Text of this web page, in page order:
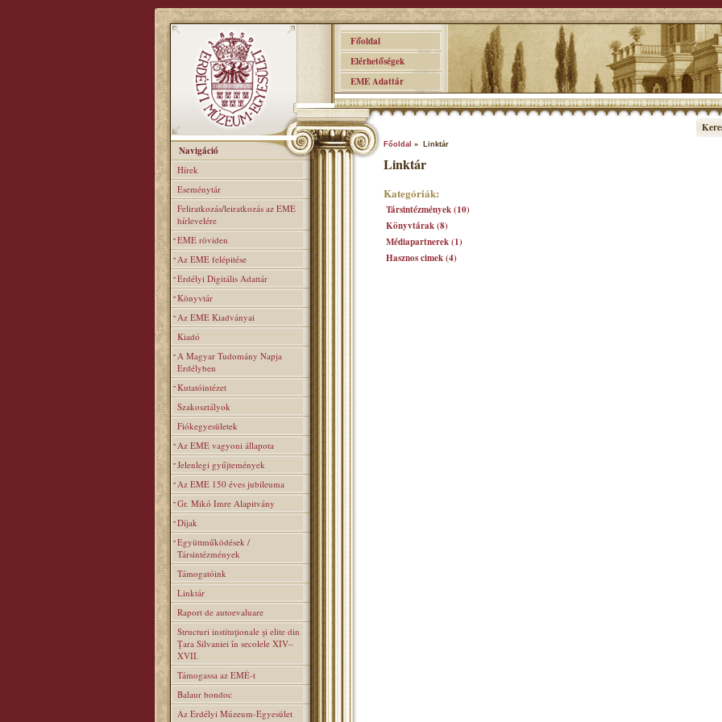
Főoldal
Elérhetőségek
EME Adattár
Navigáció
Hírek
Eseménytár
Feliratkozás/leiratkozás az EME
hírlevelére
EME röviden
Az EME felépitése
Erdélyi Digitális Adattár
Könyvtár
Az EME Kiadványai
Kiadó
A Magyar Tudomány Napja
Erdélyben
Kutatóintézet
Szakosztályok
Fiókegyesületek
Az EME vagyoni állapota
Jelenlegi gyűjtemények
Az EME 150 éves jubileuma
Gr. Mikó Imre Alapitvány
Díjak
Együttműködések /
Társintézmények
Támogatóink
Linktár
Raport de autoevaluare
Structuri instituţionale şi elite din
Ţara Silvaniei în secolele XIV–
XVII.
Támogassa az EMÉ-t
Balaur bondoc
Az Erdélyi Múzeum-Egyesület
Főoldal » Linktár
Linktár
Kategóriák:
Társintézmények (10)
Könyvtárak (8)
Médiapartnerek (1)
Hasznos cimek (4)